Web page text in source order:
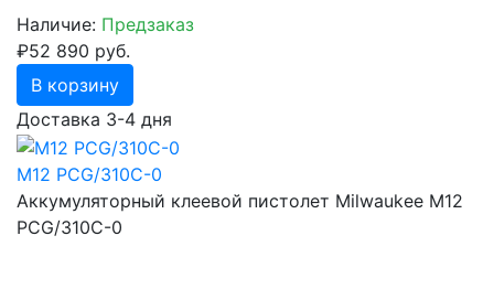
Наличие: Предзаказ
₽52 890 руб.
В корзину
Доставка 3-4 дня
M12 PCG/310C-0
Аккумуляторный клеевой пистолет Milwaukee M12
PCG/310C-0